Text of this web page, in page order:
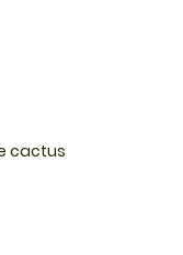
cactus